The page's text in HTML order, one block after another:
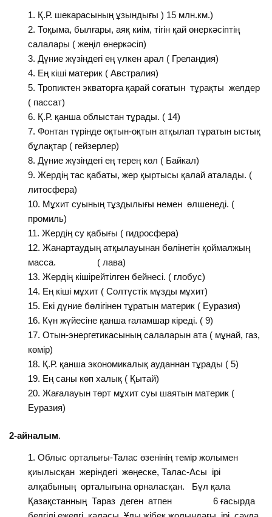
Қ.Р. шекарасының ұзындығы ) 15 млн.км.)
Тоқыма, былғары, аяқ киім, тігін қай өнеркәсіптің
салалары ( жеңіл өнеркәсіп)
Дүние жүзіндегі ең үлкен арал ( Греландия)
Ең кіші материк ( Австралия)
Тропиктен экваторға қарай соғатын тұрақты желдер
( пассат)
Қ.Р. қанша облыстан тұрады. ( 14)
Фонтан түрінде оқтын-оқтын атқылап тұратын ыстық
бұлақтар ( гейзерлер)
Дүние жүзіндегі ең терең көл ( Байкал)
Жердің тас қабаты, жер қыртысы қалай аталады. (
литосфера)
Мұхит суының тұздылығы немен өлшенеді. (
промиль)
Жердің су қабығы ( гидросфера)
Жанартаудың атқылауынан бөлінетін қоймалжың
масса. ( лава)
Жердің кішірейтілген бейнесі. ( глобус)
Ең кіші мұхит ( Солтүстік мұзды мұхит)
Екі дүние бөлігінен тұратын материк ( Еуразия)
Күн жүйесіне қанша ғаламшар кіреді. ( 9)
Отын-энергетикасының салаларын ата ( мұнай, газ,
көмір)
Қ.Р. қанша экономикалық ауданнан тұрады ( 5)
Ең саны көп халық ( Қытай)
Жағалауын төрт мұхит суы шаятын материк (
Еуразия)
2-айналым.
Облыс орталығы-Талас өзенінің темір жолымен
қиылысқан жеріндегі жөңеске, Талас-Асы ірі
алқабының орталығына орналасқан. Бұл қала
Қазақстанның Тараз деген атпен 6 ғасырда